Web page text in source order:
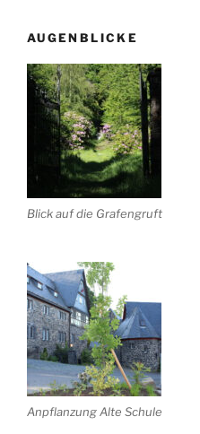
AUGENBLICKE
Blick auf die Grafengruft
Anpflanzung Alte Schule